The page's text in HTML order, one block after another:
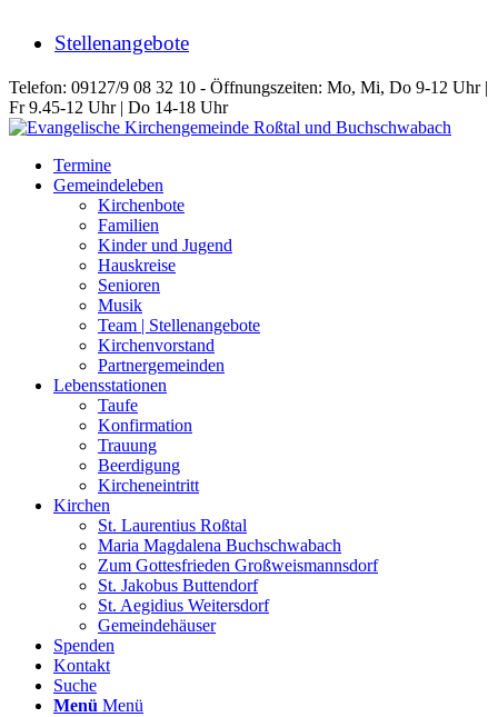
Stellenangebote
Telefon: 09127/9 08 32 10 - Öffnungszeiten: Mo, Mi, Do 9-12 Uhr |
Fr 9.45-12 Uhr | Do 14-18 Uhr
Termine
Gemeindeleben
Kirchenbote
Familien
Kinder und Jugend
Hauskreise
Senioren
Musik
Team | Stellenangebote
Kirchenvorstand
Partnergemeinden
Lebensstationen
Taufe
Konfirmation
Trauung
Beerdigung
Kircheneintritt
Kirchen
St. Laurentius Roßtal
Maria Magdalena Buchschwabach
Zum Gottesfrieden Großweismannsdorf
St. Jakobus Buttendorf
St. Aegidius Weitersdorf
Gemeindehäuser
Spenden
Kontakt
Suche
Menü Menü